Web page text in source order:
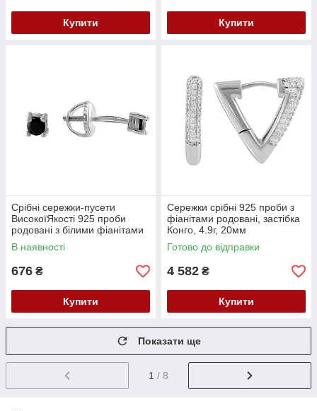
Купити Купити
Срібні сережки-пусети
ВисокоїЯкості 925 проби
родовані з білими фіанітами
жіночі
В наявності
676 ₴
Купити
Сережки срібні 925 проби з
фіанітами родовані, застібка
Конго, 4.9г, 20мм
Готово до відправки
4 582 ₴
Купити
Показати ще
1 / 8